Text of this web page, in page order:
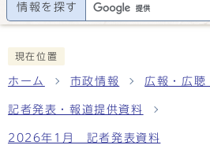
情報を探す
現在位置
ホーム 市政情報 広報・広聴
記者発表・報道提供資料
2026年1月 記者発表資料